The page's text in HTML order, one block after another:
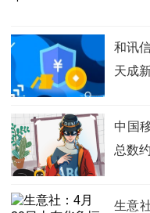
和讯
天成
中国
总数
生意